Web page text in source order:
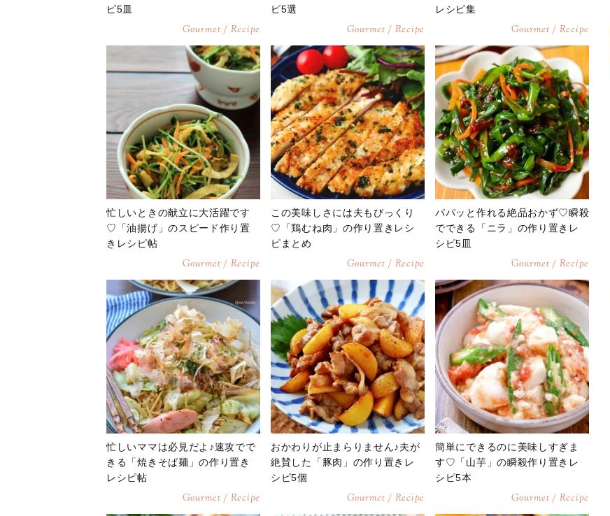
ピ5皿
Gourmet / Recipe
ピ5選
Gourmet / Recipe
レシピ集
Gourmet / Recipe
忙しいときの献立に大活躍です
♡「油揚げ」のスピード作り置
きレシピ帖
Gourmet / Recipe
この美味しさには夫もびっくり
♡「鶏むね肉」の作り置きレシ
ピまとめ
Gourmet / Recipe
パパッと作れる絶品おかず♡瞬殺
でできる「ニラ」の作り置きレ
シピ5皿
Gourmet / Recipe
忙しいママは必見だよ♪速攻でで
きる「焼きそば麺」の作り置き
レシピ帖
Gourmet / Recipe
おかわりが止まらりません♪夫が
絶賛した「豚肉」の作り置きレ
シピ5個
Gourmet / Recipe
簡単にできるのに美味しすぎま
す♡「山芋」の瞬殺作り置きレ
シピ5本
Gourmet / Recipe